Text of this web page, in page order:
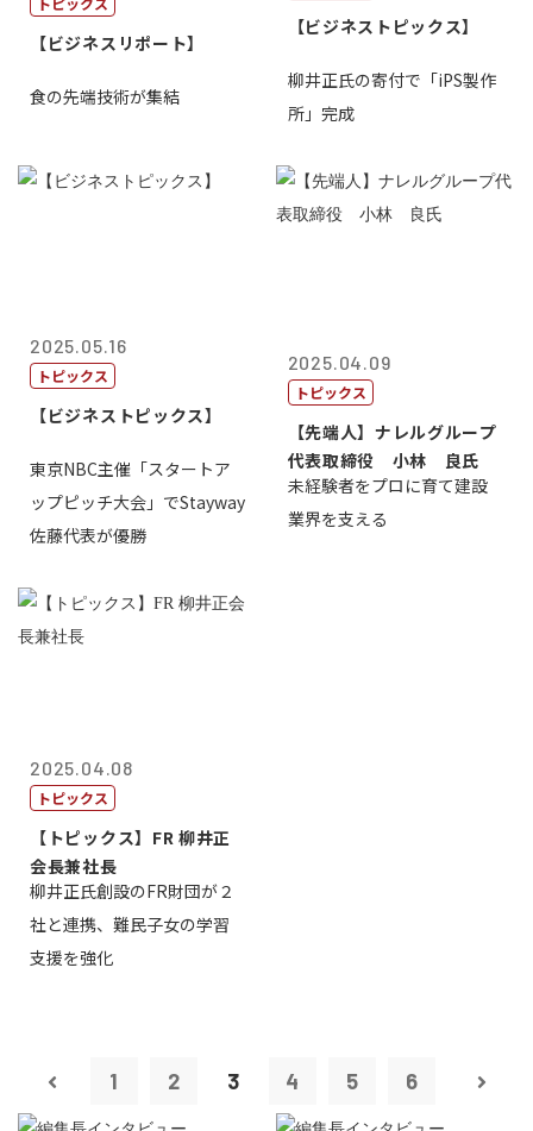
【ビジネスリポート】
食の先端技術が集結
【ビジネストピックス】
柳井正氏の寄付で「iPS製作
所」完成
2025.05.16
トピックス
【ビジネストピックス】
東京NBC主催「スタートア
ップピッチ大会」でStayway
佐藤代表が優勝
2025.04.09
トピックス
【先端人】ナレルグループ
代表取締役 小林 良氏
未経験者をプロに育て建設
業界を支える
2025.04.08
トピックス
【トピックス】FR 柳井正
会長兼社長
柳井正氏創設のFR財団が２
社と連携、難民子女の学習
支援を強化
1 2 3 4 5 6